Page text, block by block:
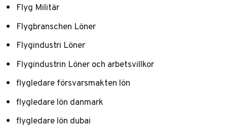
Flyg Militär
Flygbranschen Löner
Flygindustri Löner
Flygindustrin Löner och arbetsvillkor
flygledare försvarsmakten lön
flygledare lön danmark
flygledare lön dubai